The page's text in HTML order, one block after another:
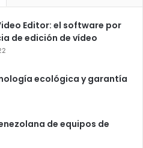
Editor: el software por
de edición de vídeo
ecológica y garantía
de equipos de